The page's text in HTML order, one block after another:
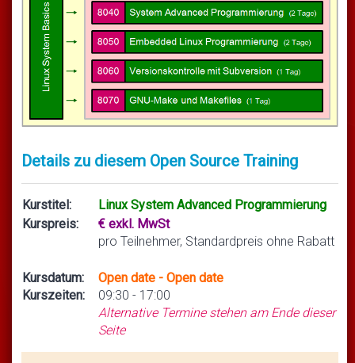
Details zu diesem Open Source Training
Kurstitel:
Linux System Advanced Programmierung
Kurspreis:
€ exkl. MwSt
pro Teilnehmer, Standardpreis ohne Rabatt
Kursdatum:
Kurszeiten:
Open date - Open date
09:30 - 17:00
Alternative Termine stehen am Ende dieser
Seite